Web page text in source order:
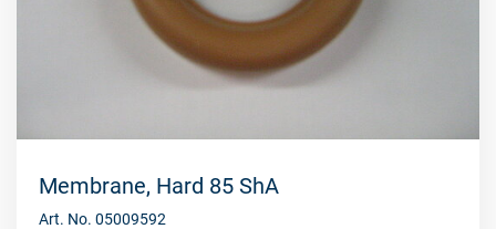
Membrane, Hard 85 ShA
Art. No. 05009592